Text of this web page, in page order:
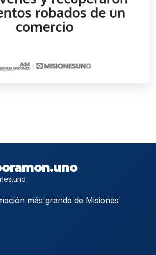
más grande de Misiones